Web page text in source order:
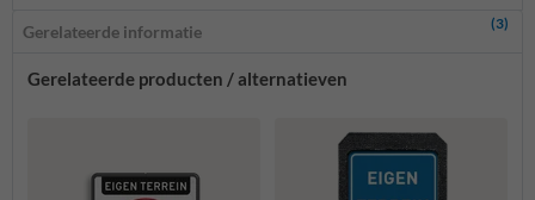
Gerelateerde informatie (3)
Gerelateerde producten / alternatieven